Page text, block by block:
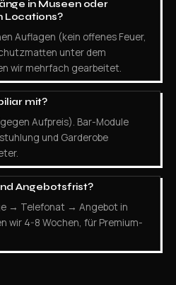
in Museen oder
Locations?
Auflagen (kein offenes Feuer,
unter dem
wir mehrfach gearbeitet.
mit?
Aufpreis). Bar-Module
und Garderobe
Angebotsfrist?
→ Telefonat → Angebot in
wir 4-8 Wochen, für Premium-